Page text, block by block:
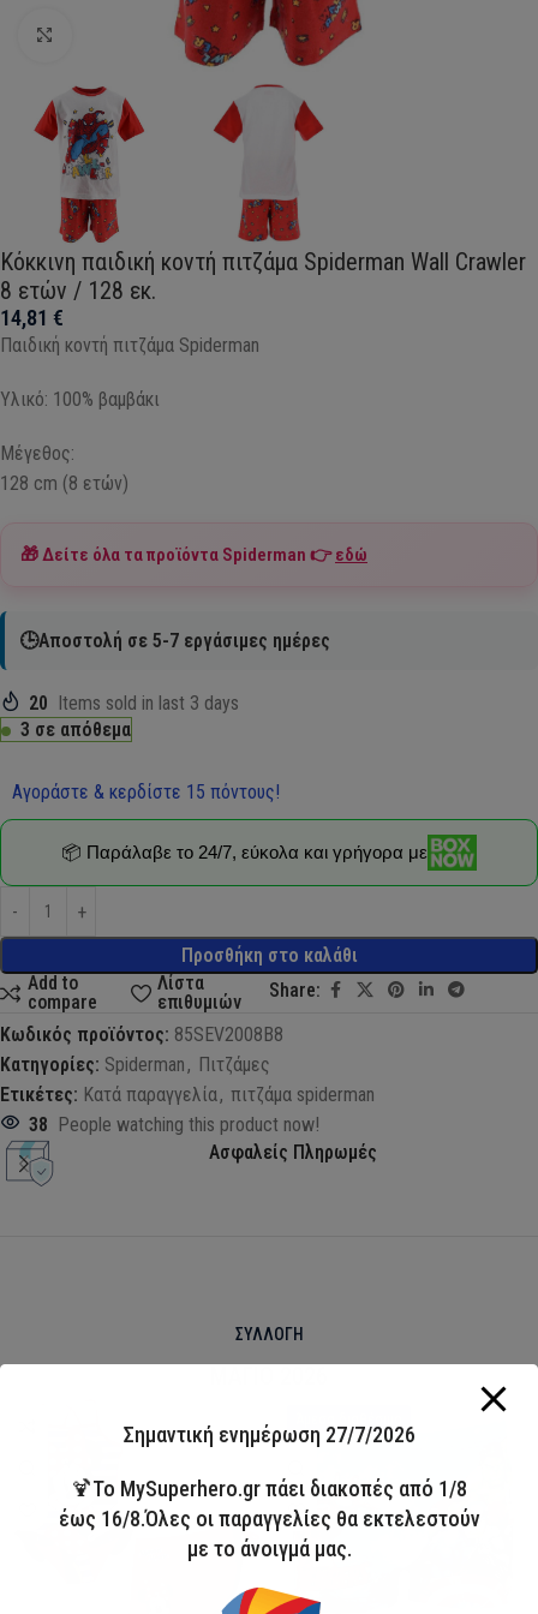
Click to enlarge
Κόκκινη παιδική κοντή πιτζάμα Spiderman Wall Crawler
8 ετών / 128 εκ.
14,81 €
Παιδική κοντή πιτζάμα Spiderman
Υλικό: 100% βαμβάκι
Μέγεθος:
128 cm (8 ετών)
🎁 Δείτε όλα τα προϊόντα Spiderman 👉εδώ
🕒Αποστολή σε 5-7 εργάσιμες ημέρες
20
Items sold in last 3 days
3 σε απόθεμα
Αγοράστε & κερδίστε 15 πόντους!
Προσθήκη στο καλάθι
📦 Παράλαβε το 24/7, εύκολα και γρήγορα με
Add to
compare
Λίστα
επιθυμιών
Share:
Κωδικός προϊόντος: 85SEV2008B8
Κατηγορίες: Spiderman , Πιτζάμες
Ετικέτες: Κατά παραγγελία, πιτζάμα spiderman
38
People watching this product now!
Ασφαλείς Πληρωμές
ΣΥΛΛΟΓΗ
Σημαντική ενημέρωση 27/7/2026
🍹Το MySuperhero.gr πάει διακοπές από 1/8
έως 16/8.Όλες οι παραγγελίες θα εκτελεστούν
με το άνοιγμά μας.